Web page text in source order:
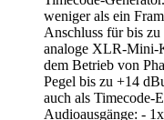
weniger als ein
Anschluss für bis
analoge XLR-Mini-
dem Betrieb von
Pegel bis zu +14
auch als Timecode-
Audioausgänge: -